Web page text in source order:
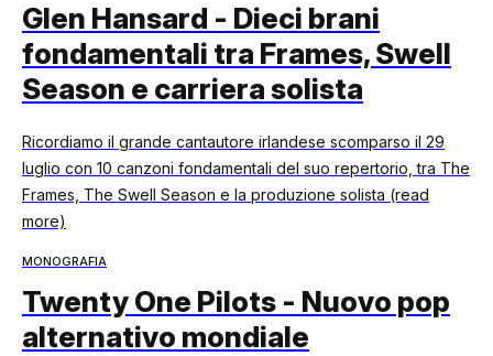
Glen Hansard - Dieci brani
fondamentali tra Frames, Swell
Season e carriera solista
Ricordiamo il grande cantautore irlandese scomparso il 29
luglio con 10 canzoni fondamentali del suo repertorio, tra The
Frames, The Swell Season e la produzione solista (read
more)
MONOGRAFIA
Twenty One Pilots - Nuovo pop
alternativo mondiale